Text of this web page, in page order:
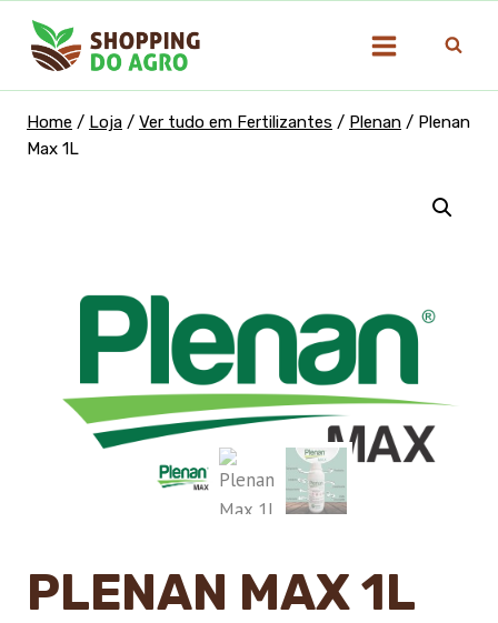
para
Home / Loja / Ver tudo em Fertilizantes / Plenan / Plenan
Max 1L
PLENAN MAX 1L